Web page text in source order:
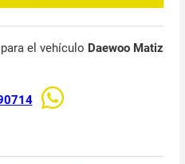
el vehículo Daewoo Matiz